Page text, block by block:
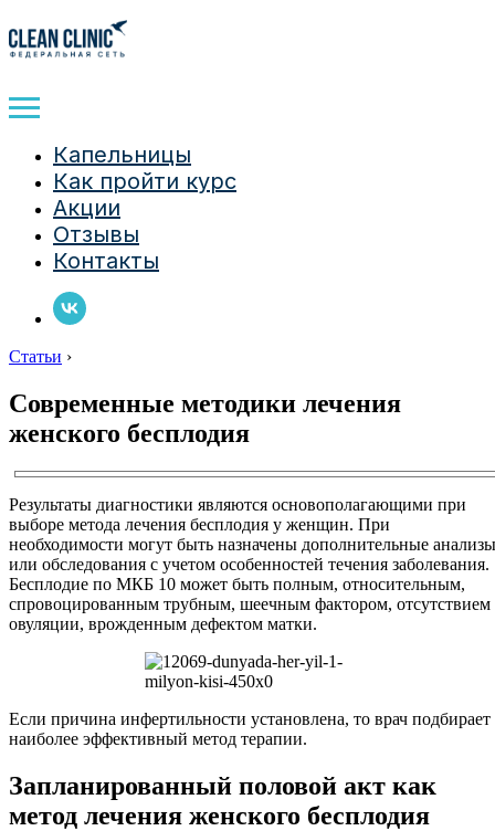
Капельницы
Как пройти курс
Акции
Отзывы
Контакты
Статьи ›
Современные методики лечения
женского бесплодия
Результаты диагностики являются основополагающими при
выборе метода лечения бесплодия у женщин. При
необходимости могут быть назначены дополнительные анализы
или обследования с учетом особенностей течения заболевания.
Бесплодие по МКБ 10 может быть полным, относительным,
спровоцированным трубным, шеечным фактором, отсутствием
овуляции, врожденным дефектом матки.
Если причина инфертильности установлена, то врач подбирает
наиболее эффективный метод терапии.
Запланированный половой акт как
метод лечения женского бесплодия